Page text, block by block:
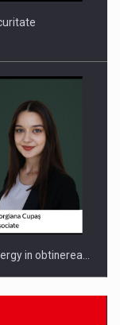
in obtinerea…